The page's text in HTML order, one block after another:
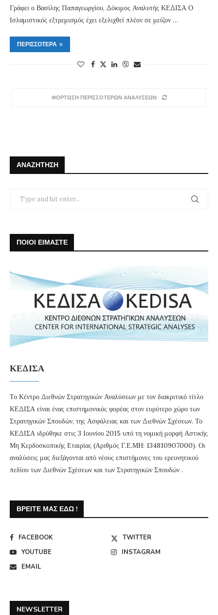
Γράφει ο Βασίλης Παπαγεωργίου, Δόκιμος Αναλυτής ΚΕΔΙΣΑ Ο
Ισλαμιστικός εξτρεμισμός έχει εξελιχθεί πλέον σε μείζον …
ΠΕΡΙΣΣΌΤΕΡΑ
ΦΟΡΤΩΣΗ ΠΕΡΙΣΣΟΤΕΡΩΝ ΑΝΑΛΥΣΕΩΝ
ΑΝΑΖΉΤΗΣΗ
ΠΟΙΟΙ ΕΙΜΑΣΤΕ
ΚΕΔΙΣΑ
Το Κέντρο Διεθνών Στρατηγικών Αναλύσεων με τον διακριτικό τίτλο
ΚΕΔΙΣΑ είναι ένας επιστημονικός φορέας στον ευρύτερο χώρο των
Στρατηγικών Σπουδών, της Ασφάλειας και των Διεθνών Σχέσεων. Το
ΚΕΔΙΣΑ ιδρύθηκε στις 3 Ιουνίου 2015 υπό τη νομική μορφή Αστικής
Μη Κερδοσκοπικής Εταιρίας (Αριθμός Γ.Ε.ΜΗ: 134810907000). Οι
αναλύσεις μας διεξάγονται από νέους επιστήμονες του ερευνητικού
πεδίου των Διεθνών Σχέσεων και των Στρατηγικών Σπουδών .
ΒΡΕΊΤΕ ΜΑΣ ΕΔΏ !
FACEBOOK
TWITTER
YOUTUBE
INSTAGRAM
EMAIL
NEWSLETTER